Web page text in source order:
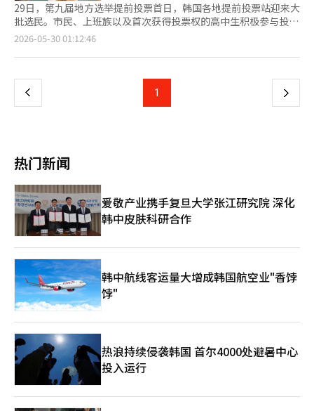
29日，第九届地方选举提前投票首日，韩国各地提前投票站迎来大
批选民。市民、上班族以及首次获得投票权的高中生积极参与投
票，上班族完成投票后拍照留念。
2026-05-30 01:12:46
上
页
1 下
热门新闻
爱敬产业携手复旦大学张江研究院 深化
韩中皮肤科研合作
韩中航线客运量大增成韩国航空业"香饽
饽"
热浪持续侵袭韩国 首尔4000处避暑中心
投入运行